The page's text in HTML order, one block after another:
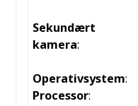
Sekundært
kamera:
Operativsystem:
Processor: